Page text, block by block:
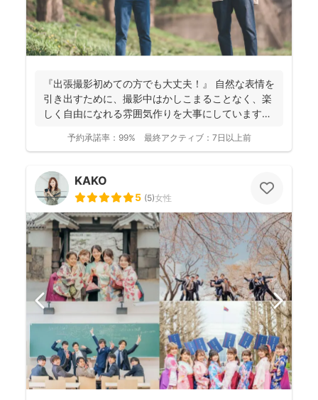
『出張撮影初めての方でも大丈夫！』 自然な表情を
引き出すために、撮影中はかしこまることなく、楽
しく自由になれる雰囲気作りを大事にしています＾
予約承諾率： 99% 最終アクティブ： 7日以上前
KAKO
5 (5)女性